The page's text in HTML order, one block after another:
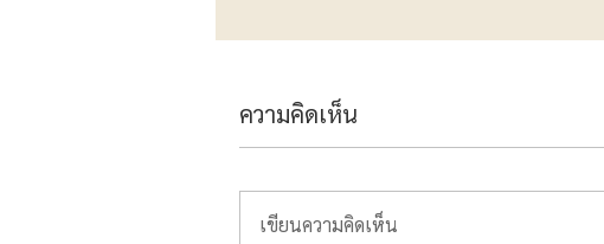
ความคิดเห็น
เขียนความคิดเห็น